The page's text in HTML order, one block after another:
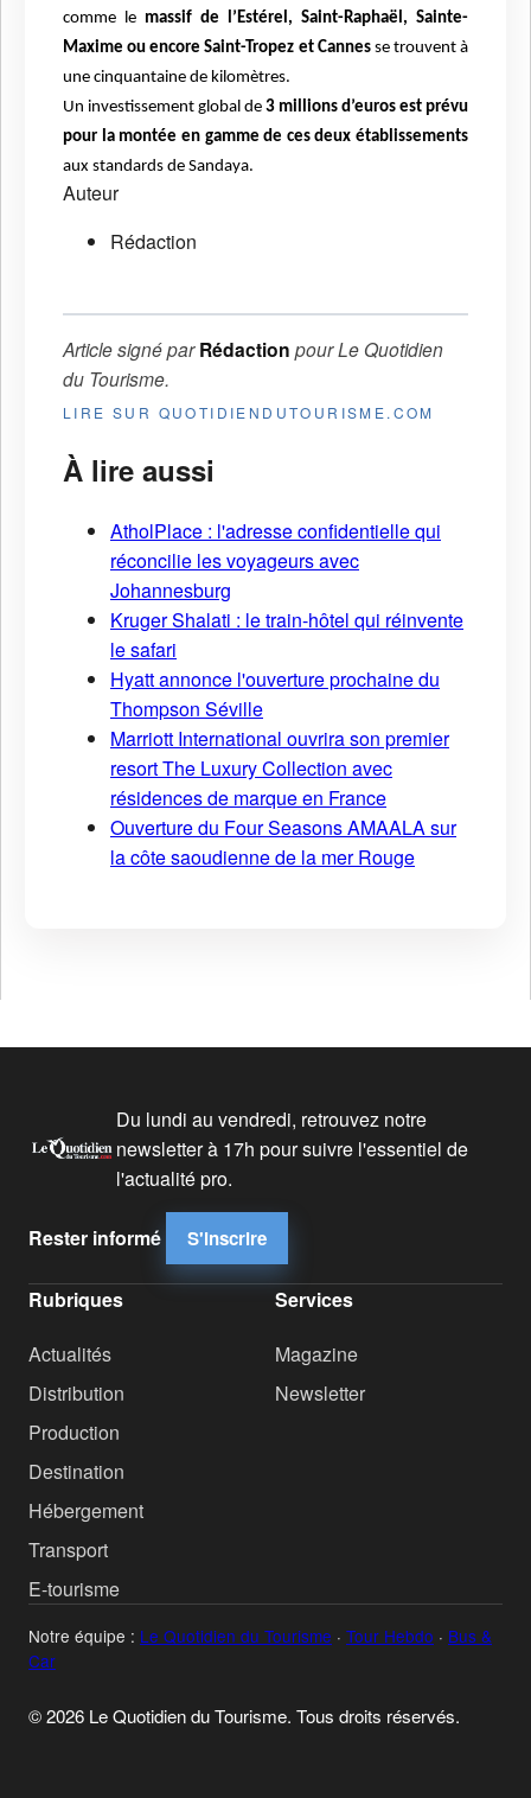
comme le massif de l’Estérel, Saint-Raphaël, Sainte-
Maxime ou encore Saint-Tropez et Cannesse trouvent à
une cinquantaine de kilomètres.
Un investissement global de 3 millions d’euros est prévu
pour la montée en gamme de ces deux établissements
aux standards de Sandaya.
Auteur
Rédaction
Article signé parRédaction pourLe Quotidien
du Tourisme.
LIRE SUR QUOTIDIENDUTOURISME.COM
À lire aussi
AtholPlace : l'adresse confidentielle qui
réconcilie les voyageurs avec
Johannesburg
Kruger Shalati : le train-hôtel qui réinvente
le safari
Hyatt annonce l'ouverture prochaine du
Thompson Séville
Marriott International ouvrira son premier
resort The Luxury Collection avec
résidences de marque en France
Ouverture du Four Seasons AMAALA sur
la côte saoudienne de la mer Rouge
Du lundi au vendredi, retrouvez notre
newsletter à 17h pour suivre l'essentiel de
l'actualité pro.
Rester informé S'inscrire
Rubriques
Actualités
Distribution
Production
Destination
Hébergement
Transport
E-tourisme
Services
Magazine
Newsletter
Notre équipe : Le Quotidien du Tourisme · Tour Hebdo · Bus &
Car
© 2026 Le Quotidien du Tourisme. Tous droits réservés.